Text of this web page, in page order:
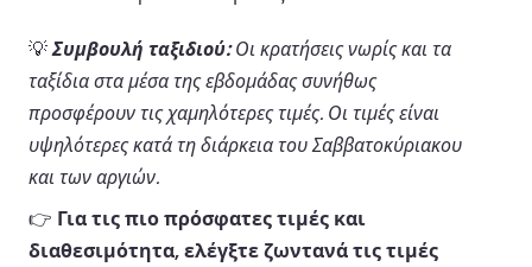
💡Συμβουλή ταξιδιού:Οι κρατήσεις νωρίς και τα
ταξίδια στα μέσα της εβδομάδας συνήθως
προσφέρουν τις χαμηλότερες τιμές. Οι τιμές είναι
υψηλότερες κατά τη διάρκεια του Σαββατοκύριακου
και των αργιών.
👉 Για τις πιο πρόσφατες τιμές και
διαθεσιμότητα, ελέγξτε ζωντανά τις τιμές